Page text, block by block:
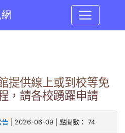
提供線上或到校等免
，請各校踴躍申請
告 | 2026-06-09 | 點閱數： 74